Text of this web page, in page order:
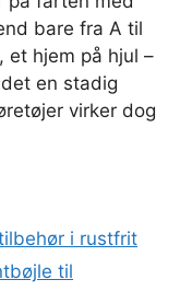
bare fra A til
et hjem på hjul –
en stadig
virker dog
i rustfrit
til